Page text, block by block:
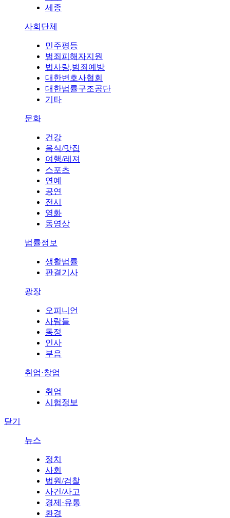
세종
사회단체
민주평등
범죄피해자지원
법사랑,범죄예방
대한변호사협회
대한법률구조공단
기타
문화
건강
음식/맛집
여행/레져
스포츠
연예
공연
전시
영화
동영상
법률정보
생활법률
판결기사
광장
오피니언
사람들
동정
인사
부음
취업·창업
취업
시험정보
닫기
뉴스
정치
사회
법원/검찰
사건/사고
경제·유통
환경